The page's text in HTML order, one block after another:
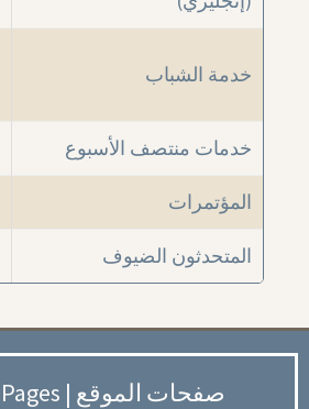
خدمة الشباب
خدمات منتصف الأسبوع
المؤتمرات
المتحدثون الضيوف
Site Pages | صفحات الموقع